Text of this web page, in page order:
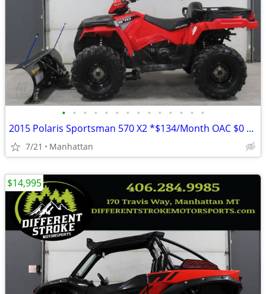
• • • • • • • • • • • • • •
2015 Polaris Sportsman 570 X2 *$134/Month OAC $0 Down* *Dump Box*
7/21 Manhattan
$14,995